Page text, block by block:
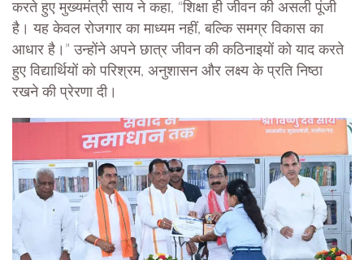
करते हुए मुख्यमंत्री साय ने कहा, “शिक्षा ही जीवन की असली पूंजी
है। यह केवल रोजगार का माध्यम नहीं, बल्कि समग्र विकास का
आधार है।” उन्होंने अपने छात्र जीवन की कठिनाइयों को याद करते
हुए विद्यार्थियों को परिश्रम, अनुशासन और लक्ष्य के प्रति निष्ठा
रखने की प्रेरणा दी।